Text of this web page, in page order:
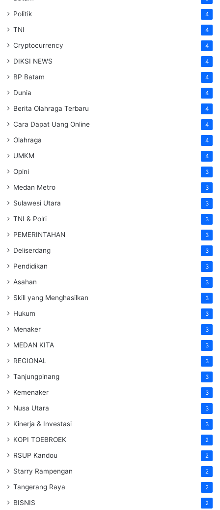
Politik 4
TNI 4
Cryptocurrency 4
DIKSI NEWS 4
BP Batam 4
Dunia 4
Berita Olahraga Terbaru 4
Cara Dapat Uang Online 4
Olahraga 4
UMKM 4
Opini 3
Medan Metro 3
Sulawesi Utara 3
TNI & Polri 3
PEMERINTAHAN 3
Deliserdang 3
Pendidikan 3
Asahan 3
Skill yang Menghasilkan 3
Hukum 3
Menaker 3
MEDAN KITA 3
REGIONAL 3
Tanjungpinang 3
Kemenaker 3
Nusa Utara 3
Kinerja & Investasi 3
KOPI TOEBROEK 2
RSUP Kandou 2
Starry Rampengan 2
Tangerang Raya 2
BISNIS 2